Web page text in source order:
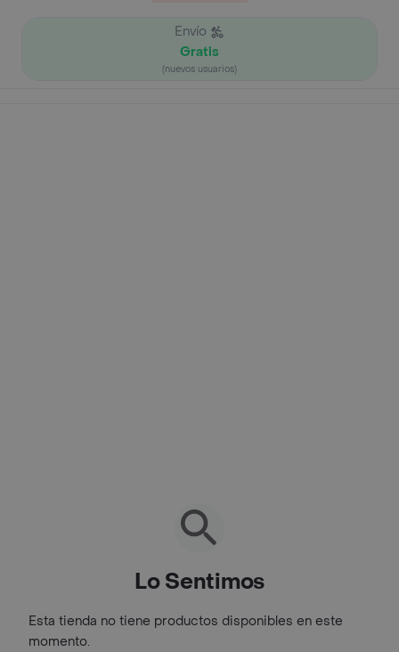
Envío
Gratis
(nuevos usuarios)
Lo Sentimos
Esta tienda no tiene productos disponibles en este
momento.